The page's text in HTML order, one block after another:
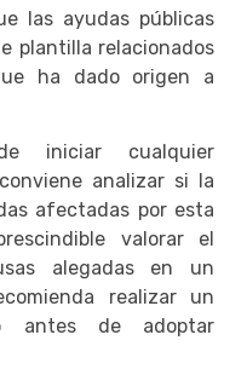
las ayudas públicas
plantilla relacionados
ha dado origen a
cualquier
analizar si la
afectadas por esta
valorar el
alegadas en un
realizar un
antes de adoptar